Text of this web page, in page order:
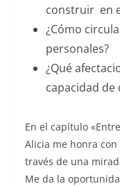
construir en
¿Cómo
personales?
¿Qué
capacidad de
En el capítulo
Alicia me honra
través de una
Me da la